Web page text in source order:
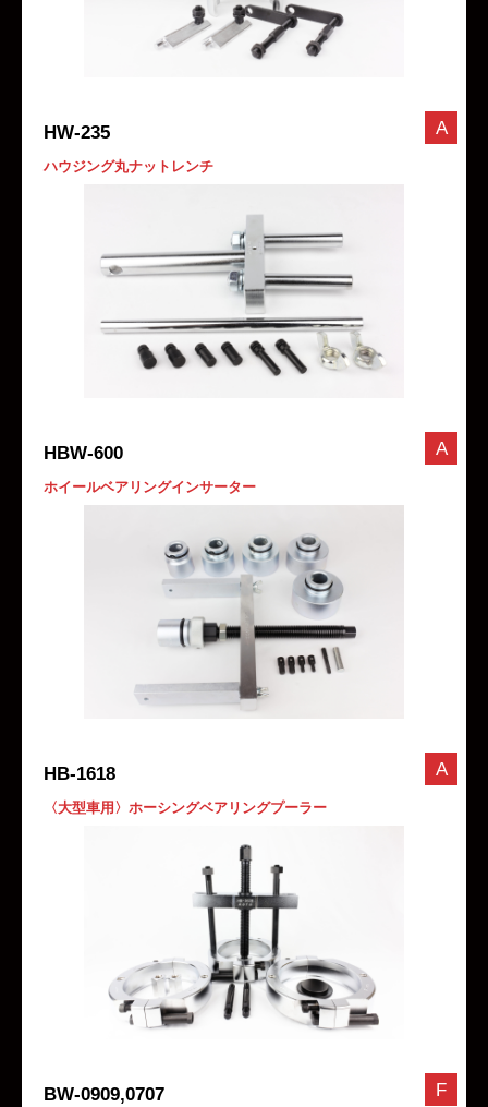
HW-235
ハウジング丸ナットレンチ
A
HBW-600
ホイールベアリングインサーター
A
HB-1618
〈大型車用〉ホーシングベアリングプーラー
A
BW-0909,0707 F